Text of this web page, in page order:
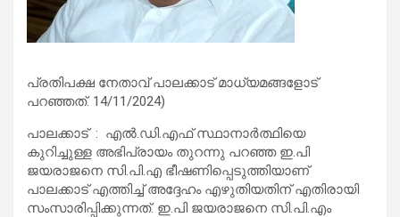
പ്രതിപക്ഷ നേതാവ് പാലക്കാട് മാധ്യമങ്ങളോട്
പറഞ്ഞത്. 14/11/2024)
പാലക്കാട് : എല്‍.ഡി.എഫ് സ്ഥാനാര്‍ത്ഥിയെ
കുറിച്ചുള്ള അഭിപ്രായം തുറന്നു പറഞ്ഞ ഇ.പി
ജയരാജനെ സി.പി.എ ഭീഷണിപ്പെടുത്തിയാണ്
പാലക്കാട് എത്തിച്ച് അദ്ദേഹം എഴുതിയതിന് എതിരായി
സംസാരിപ്പിക്കുന്നത്. ഇ.പി ജയരാജനെ സി.പി.എം